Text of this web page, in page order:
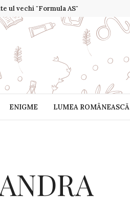
ul vechi "Formula AS"
ENIGME LUMEA ROMÂNEASCĂ